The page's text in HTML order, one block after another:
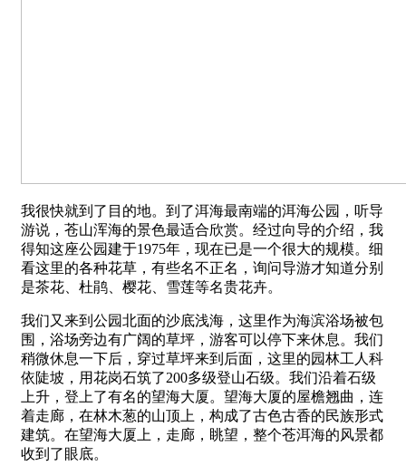
我很快就到了目的地。到了洱海最南端的洱海公园，听导
游说，苍山浑海的景色最适合欣赏。经过向导的介绍，我
得知这座公园建于1975年，现在已是一个很大的规模。细
看这里的各种花草，有些名不正名，询问导游才知道分别
是茶花、杜鹃、樱花、雪莲等名贵花卉。
我们又来到公园北面的沙底浅海，这里作为海滨浴场被包
围，浴场旁边有广阔的草坪，游客可以停下来休息。我们
稍微休息一下后，穿过草坪来到后面，这里的园林工人科
依陡坡，用花岗石筑了200多级登山石级。我们沿着石级
上升，登上了有名的望海大厦。望海大厦的屋檐翘曲，连
着走廊，在林木葱的山顶上，构成了古色古香的民族形式
建筑。在望海大厦上，走廊，眺望，整个苍洱海的风景都
收到了眼底。